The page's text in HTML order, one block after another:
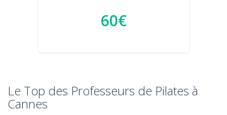
60€
Le Top des Professeurs de Pilates à
Cannes